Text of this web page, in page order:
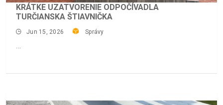
KRÁTKE UZATVORENIE ODPOČÍVADLA
TURČIANSKA ŠTIAVNIČKA
Jun 15, 2026 Správy